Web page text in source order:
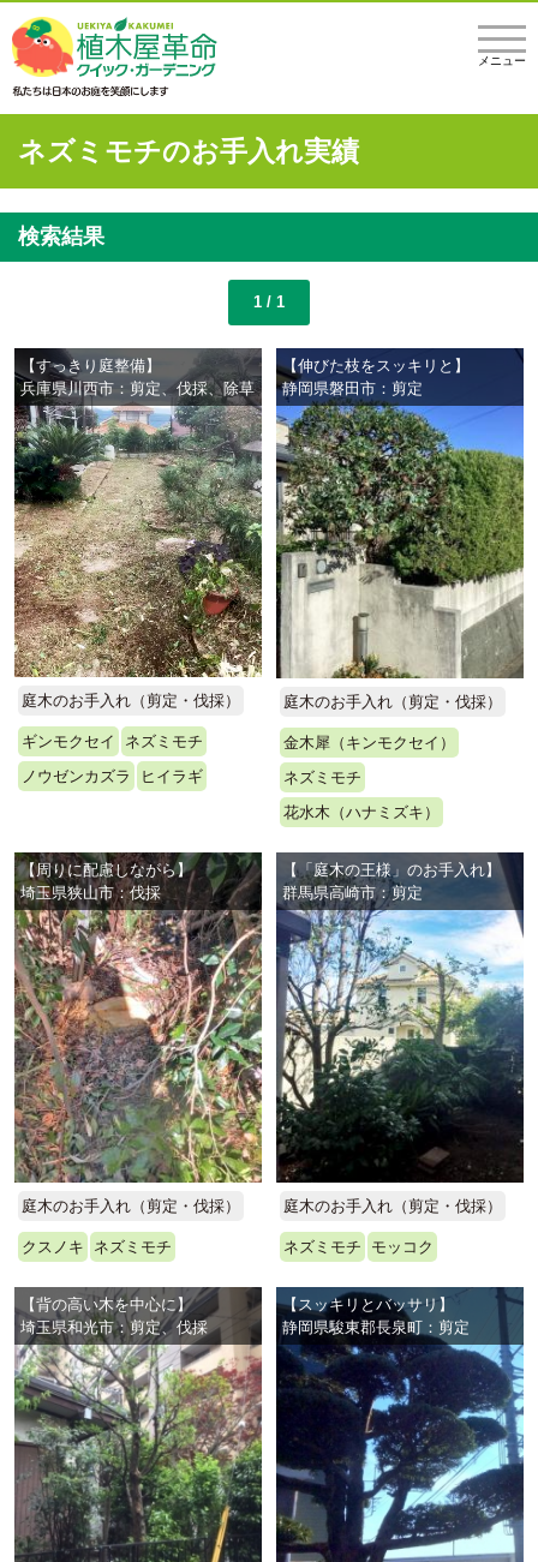
メニュー
ネズミモチのお手入れ実績
検索結果
1 / 1
【すっきり庭整備】
兵庫県川西市：剪定、伐採、除草
庭木のお手入れ（剪定・伐採）
ギンモクセイ
ネズミモチ
ノウゼンカズラ
ヒイラギ
【伸びた枝をスッキリと】
静岡県磐田市：剪定
庭木のお手入れ（剪定・伐採）
金木犀（キンモクセイ）
ネズミモチ
花水木（ハナミズキ）
【周りに配慮しながら】
埼玉県狭山市：伐採
庭木のお手入れ（剪定・伐採）
クスノキ ネズミモチ
【「庭木の王様」のお手入れ】
群馬県高崎市：剪定
庭木のお手入れ（剪定・伐採）
ネズミモチ モッコク
【背の高い木を中心に】
埼玉県和光市：剪定、伐採
【スッキリとバッサリ】
静岡県駿東郡長泉町：剪定